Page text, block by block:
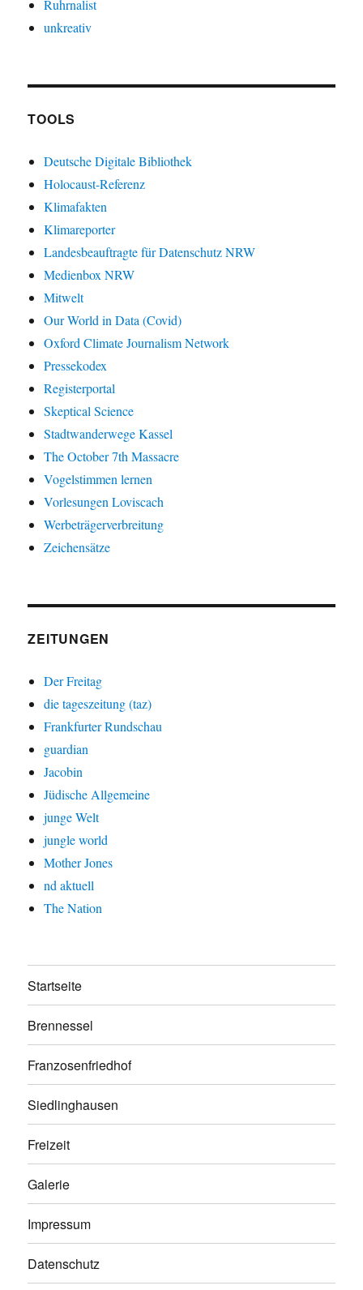
Ruhrnalist
unkreativ
TOOLS
Deutsche Digitale Bibliothek
Holocaust-Referenz
Klimafakten
Klimareporter
Landesbeauftragte für Datenschutz NRW
Medienbox NRW
Mitwelt
Our World in Data (Covid)
Oxford Climate Journalism Network
Pressekodex
Registerportal
Skeptical Science
Stadtwanderwege Kassel
The October 7th Massacre
Vogelstimmen lernen
Vorlesungen Loviscach
Werbeträgerverbreitung
Zeichensätze
ZEITUNGEN
Der Freitag
die tageszeitung (taz)
Frankfurter Rundschau
guardian
Jacobin
Jüdische Allgemeine
junge Welt
jungle world
Mother Jones
nd aktuell
The Nation
Startseite
Brennessel
Franzosenfriedhof
Siedlinghausen
Freizeit
Galerie
Impressum
Datenschutz